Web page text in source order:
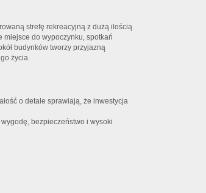
strefę rekreacyjną z dużą ilością
miejsce do wypoczynku, spotkań
budynków tworzy przyjazną
życia.
o detale sprawiają, że inwestycja
bezpieczeństwo i wysoki